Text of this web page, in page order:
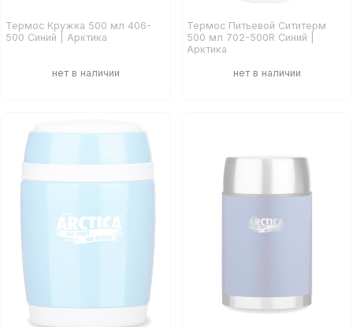
Термос Кружка 500 мл 406-
500 Синий | Арктика
Термос Питьевой Сититерм
500 мл 702-500R Синий |
Арктика